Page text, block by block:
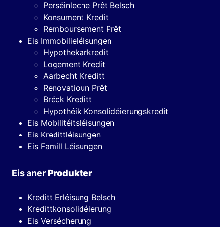
Perséinleche Prêt Belsch
Konsument Kredit
Remboursement Prêt
Eis Immobilieléisungen
Hypothekarkredit
Logement Kredit
Aarbecht Kreditt
Renovatioun Prêt
Bréck Kreditt
Hypothéik Konsolidéierungskredit
Eis Mobilitéitsléisungen
Eis Kredittléisungen
Eis Famill Léisungen
Eis anerProdukter
Kreditt Erléisung Belsch
Kredittkonsolidéierung
Eis Versécherung